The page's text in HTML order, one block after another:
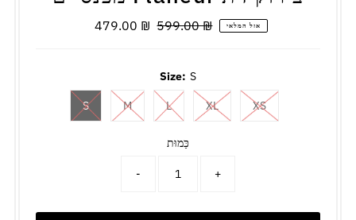
מחיר
479.00 ₪ מחיר
599.00 ₪ אזל המלאי
Size: S
S M L XL XS
כַּמוּת
- +